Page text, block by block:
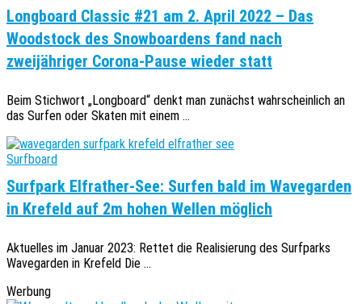
Longboard Classic #21 am 2. April 2022 – Das
Woodstock des Snowboardens fand nach
zweijähriger Corona-Pause wieder statt
Beim Stichwort „Longboard“ denkt man zunächst wahrscheinlich an
das Surfen oder Skaten mit einem ...
Surfboard
Surfpark Elfrather-See: Surfen bald im Wavegarden
in Krefeld auf 2m hohen Wellen möglich
Aktuelles im Januar 2023: Rettet die Realisierung des Surfparks
Wavegarden in Krefeld Die ...
Werbung